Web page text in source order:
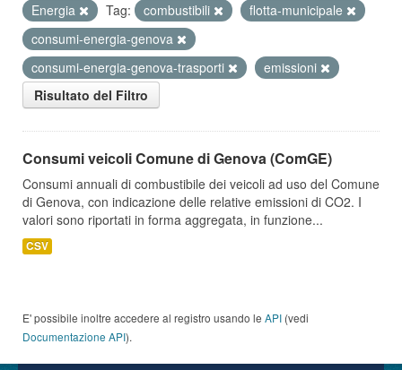
Energia
Tag: combustibili
flotta-municipale
consumi-energia-genova
consumi-energia-genova-trasporti
emissioni
Risultato del Filtro
Consumi veicoli Comune di Genova (ComGE)
Consumi annuali di combustibile dei veicoli ad uso del Comune
di Genova, con indicazione delle relative emissioni di CO2. I
valori sono riportati in forma aggregata, in funzione...
CSV
E' possibile inoltre accedere al registro usando le API (vedi
Documentazione API).